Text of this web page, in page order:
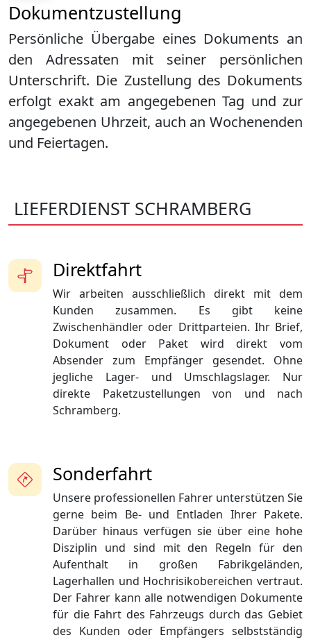
Dokumentzustellung
Persönliche Übergabe eines Dokuments an
den Adressaten mit seiner persönlichen
Unterschrift. Die Zustellung des Dokuments
erfolgt exakt am angegebenen Tag und zur
angegebenen Uhrzeit, auch an Wochenenden
und Feiertagen.
LIEFERDIENST SCHRAMBERG
Sonderfahrt
Unsere professionellen Fahrer unterstützen Sie
gerne beim Be- und Entladen Ihrer Pakete.
Darüber hinaus verfügen sie über eine hohe
Disziplin und sind mit den Regeln für den
Aufenthalt in großen Fabrikgeländen,
Lagerhallen und Hochrisikobereichen vertraut.
Der Fahrer kann alle notwendigen Dokumente
für die Fahrt des Fahrzeugs durch das Gebiet
des Kunden oder Empfängers selbstständig
Direktfahrt
Wir arbeiten ausschließlich direkt mit dem
Kunden zusammen. Es gibt keine
Zwischenhändler oder Drittparteien. Ihr Brief,
Dokument oder Paket wird direkt vom
Absender zum Empfänger gesendet. Ohne
jegliche Lager- und Umschlagslager. Nur
direkte Paketzustellungen von und nach
Schramberg.